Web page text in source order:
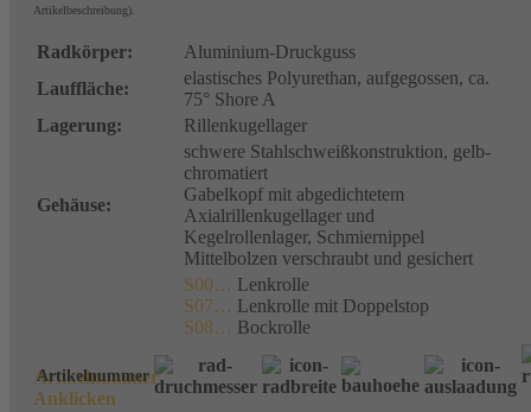
Artikelbeschreibung).
Radkörper:
Aluminium-Druckguss
Lauffläche:
elastisches Polyurethan, aufgegossen, ca.
75° Shore A
Lagerung:
Rillenkugellager
Gehäuse:
schwere Stahlschweißkonstruktion, gelb-
chromatiert
Gabelkopf mit abgedichtetem
Axialrillenkugellager und
Kegelrollenlager, Schmiernippel
Mittelbolzen verschraubt und gesichert
S00… Lenkrolle
S07… Lenkrolle mit Doppelstop
S08… Bockrolle
Artikelnummer
Anklicken
Artikelnummer